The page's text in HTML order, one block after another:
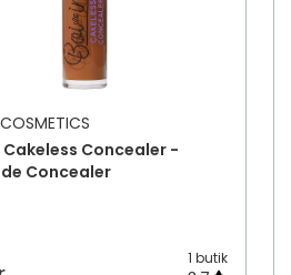
Concealer -
Concealer
1 butik